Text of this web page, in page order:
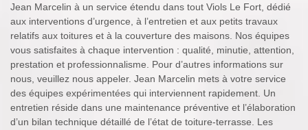
Jean Marcelin à un service étendu dans tout Viols Le Fort, dédié
aux interventions d’urgence, à l’entretien et aux petits travaux
relatifs aux toitures et à la couverture des maisons. Nos équipes
vous satisfaites à chaque intervention : qualité, minutie, attention,
prestation et professionnalisme. Pour d’autres informations sur
nous, veuillez nous appeler. Jean Marcelin mets à votre service
des équipes expérimentées qui interviennent rapidement. Un
entretien réside dans une maintenance préventive et l’élaboration
d’un bilan technique détaillé de l’état de toiture-terrasse. Les